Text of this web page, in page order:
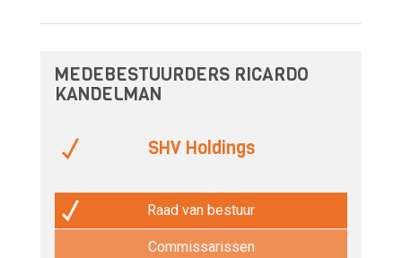
MEDEBESTUURDERS RICARDO
KANDELMAN
SHV Holdings
Raad van bestuur
Commissarissen